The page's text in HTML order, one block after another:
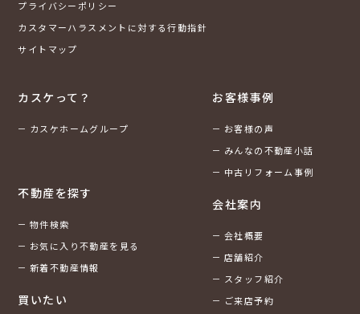
プライバシーポリシー
カスタマーハラスメントに対する行動指針
サイトマップ
カスケって？
カスケホームグループ
不動産を探す
物件検索
お気に入り不動産を見る
新着不動産情報
買いたい
お客様事例
お客様の声
みんなの不動産小話
中古リフォーム事例
会社案内
会社概要
店舗紹介
スタッフ紹介
ご来店予約